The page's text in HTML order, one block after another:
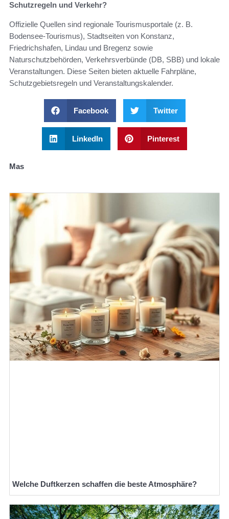
Schutzregeln und Verkehr?
Offizielle Quellen sind regionale Tourismusportale (z. B.
Bodensee-Tourismus), Stadtseiten von Konstanz,
Friedrichshafen, Lindau und Bregenz sowie
Naturschutzbehörden, Verkehrsverbünde (DB, SBB) und lokale
Veranstaltungen. Diese Seiten bieten aktuelle Fahrpläne,
Schutzgebietsregeln und Veranstaltungskalender.
Facebook Twitter
LinkedIn Pinterest
Mas
Welche Duftkerzen schaffen die beste Atmosphäre?